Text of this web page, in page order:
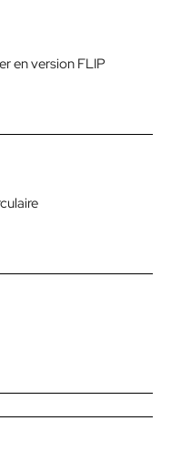
en version FLIP